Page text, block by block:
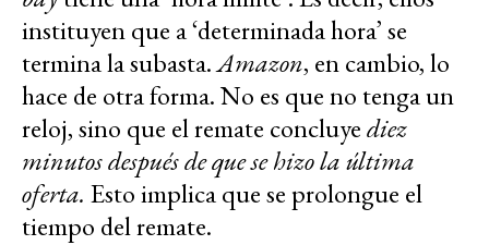
instituyen que a ‘determinada hora’ se
termina la subasta.Amazon, en cambio, lo
hace de otra forma. No es que no tenga un
reloj, sino que el remate concluyediez
minutos después de que se hizo la última
oferta. Esto implica que se prolongue el
tiempo del remate.